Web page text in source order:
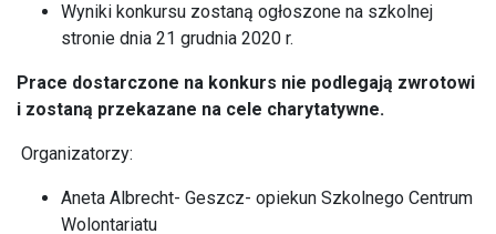
Wyniki konkursu zostaną ogłoszone na szkolnej
stronie dnia 21 grudnia 2020 r.
Prace dostarczone na konkurs nie podlegają zwrotowi
i zostaną przekazane na cele charytatywne.
Organizatorzy:
Aneta Albrecht- Geszcz- opiekun Szkolnego Centrum
Wolontariatu